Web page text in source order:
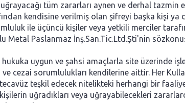
tüm zararları aynen ve derhal
kendisine verilmiş olan şifreyi başka kişi
ile üçüncü kişiler veya yetkili merciler
Metal Paslanmaz İnş.San.Tic.Ltd.Şti'nin
uygun ve şahsi amaçlarla site üzerinde
cezai sorumlulukları kendilerine aittir. Her
teşkil edecek nitelikteki herhangi bir
uğradıkları veya uğrayabilecekleri